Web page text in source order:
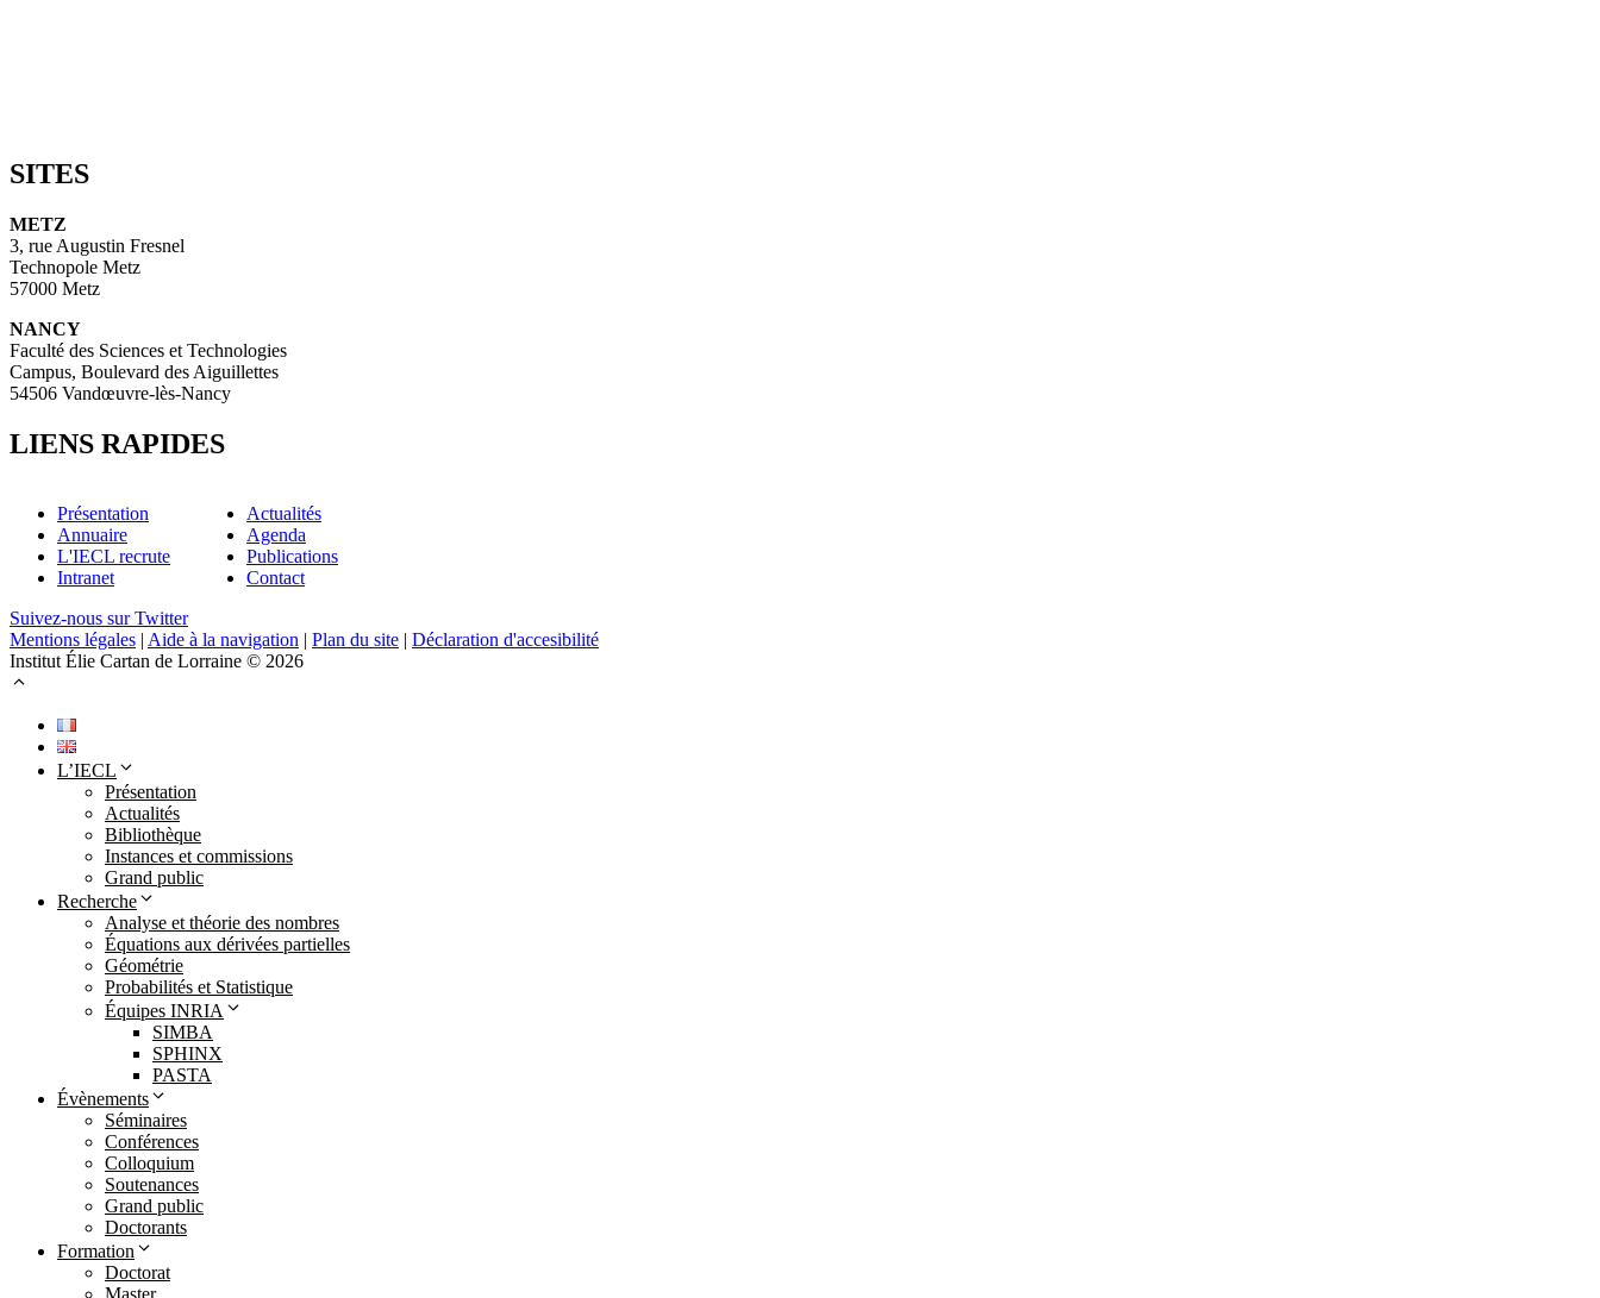
SITES
METZ
3, rue Augustin Fresnel
Technopole Metz
57000 Metz
NANCY
Faculté des Sciences et Technologies
Campus, Boulevard des Aiguillettes
54506 Vandœuvre-lès-Nancy
LIENS RAPIDES
Présentation
Annuaire
L'IECL recrute
Intranet
Actualités
Agenda
Publications
Contact
Suivez-nous sur Twitter
Mentions légales | Aide à la navigation | Plan du site | Déclaration d'accesibilité
Institut Élie Cartan de Lorraine © 2026
L’IECL
Présentation
Actualités
Bibliothèque
Instances et commissions
Grand public
Recherche
Analyse et théorie des nombres
Équations aux dérivées partielles
Géométrie
Probabilités et Statistique
Équipes INRIA
SIMBA
SPHINX
PASTA
Évènements
Séminaires
Conférences
Colloquium
Soutenances
Grand public
Doctorants
Formation
Doctorat
Master